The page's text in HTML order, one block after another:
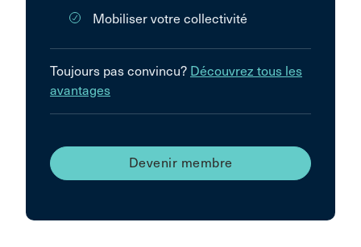
Mobiliser votre collectivité
Toujours pas convincu? Découvrez tous les
avantages
Devenir membre